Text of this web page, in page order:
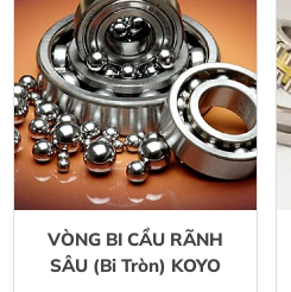
VÒNG BI CẦU RÃNH
SÂU (Bi Tròn) KOYO